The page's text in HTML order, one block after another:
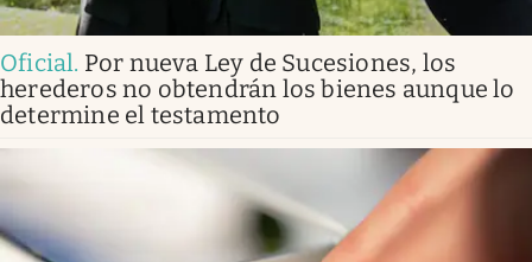
Oficial. Por nueva Ley de Sucesiones, los
herederos no obtendrán los bienes aunque lo
determine el testamento